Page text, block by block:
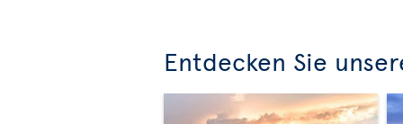
Entdecken Sie